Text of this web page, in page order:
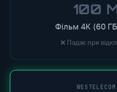
100
Фільм 4K (60
❌ Падає при